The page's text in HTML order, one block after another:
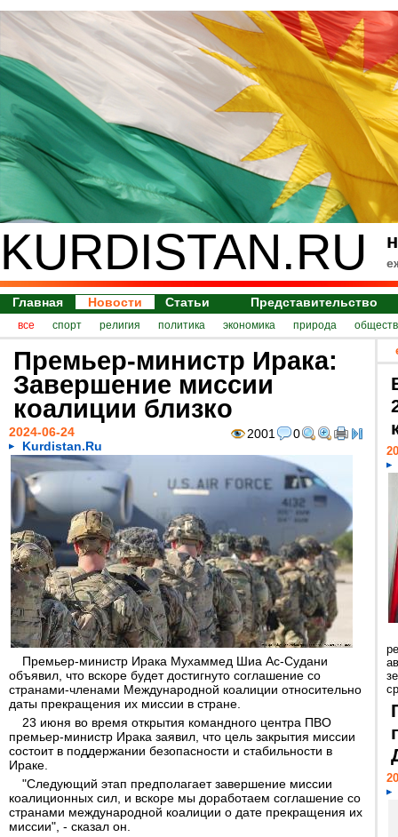
KURDISTAN.RU
Главная Новости Статьи Представительство
все спорт религия политика экономика природа
Премьер-министр Ирака:
Завершение миссии
коалиции близко
2001 0
2024-06-24
Kurdistan.Ru
Премьер-министр Ирака Мухаммед Шиа Ас-Судани
объявил, что вскоре будет достигнуто соглашение со
странами-членами Международной коалиции относительно
даты прекращения их миссии в стране.
23 июня во время открытия командного центра ПВО
премьер-министр Ирака заявил, что цель закрытия миссии
состоит в поддержании безопасности и стабильности в
Ираке.
"Следующий этап предполагает завершение миссии
коалиционных сил, и вскоре мы доработаем соглашение со
странами международной коалиции о дате прекращения их
миссии", - сказал он.